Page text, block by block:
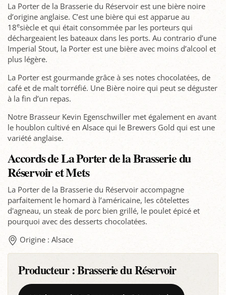
La Porter de la Brasserie du Réservoir est une bière noire
d’origine anglaise. C’est une bière qui est apparue au
18esiècle et qui était consommée par les porteurs qui
déchargeaient les bateaux dans les ports. Au contrario d’une
Imperial Stout, la Porter est une bière avec moins d’alcool et
plus légère.
La Porter est gourmande grâce à ses notes chocolatées, de
café et de malt torréfié. Une Bière noire qui peut se déguster
à la fin d’un repas.
Notre Brasseur Kevin Egenschwiller met également en avant
le houblon cultivé en Alsace qui le Brewers Gold qui est une
variété anglaise.
Accords de La Porter de la Brasserie du
Réservoir et Mets
La Porter de la Brasserie du Réservoir accompagne
parfaitement le homard à l’américaine, les côtelettes
d'agneau, un steak de porc bien grillé, le poulet épicé et
pourquoi avec des desserts chocolatées.
Origine : Alsace
Producteur :Brasserie du Réservoir